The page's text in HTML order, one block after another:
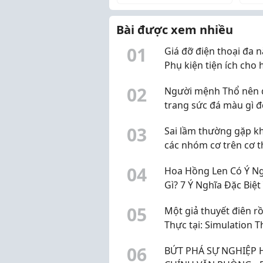
vững. Bên cạnh Facebook
Bài được xem nhiều
01
Giá đỡ điện thoại đa
Phụ kiện tiện ích cho
02
Người mệnh Thổ nên
trang sức đá màu gì
03
Sai lầm thường gặp
các nhóm cơ trên cơ
04
Hoa Hồng Len Có Ý
Gì? 7 Ý Nghĩa Đặc Biệt
05
Một giả thuyết điên
Thực tại: Simulation
06
BỨT PHÁ SỰ NGHIỆP